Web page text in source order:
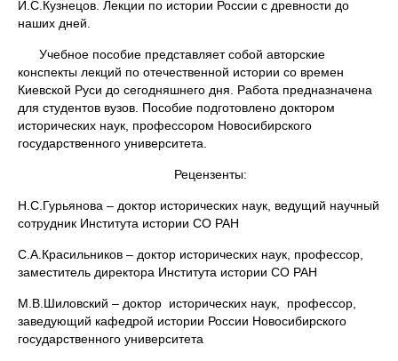
И.С.Кузнецов. Лекции по истории России с древности до
наших дней.
Учебное пособие представляет собой авторские
конспекты лекций по отечественной истории со времен
Киевской Руси до сегодняшнего дня. Работа предназначена
для студентов вузов. Пособие подготовлено доктором
исторических наук, профессором Новосибирского
государственного университета.
Рецензенты:
Н.С.Гурьянова – доктор исторических наук, ведущий научный
сотрудник Института истории СО РАН
С.А.Красильников – доктор исторических наук, профессор,
заместитель директора Института истории СО РАН
М.В.Шиловский – доктор исторических наук, профессор,
заведующий кафедрой истории России Новосибирского
государственного университета